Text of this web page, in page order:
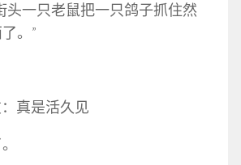
头一只老鼠把一只鸽子抓住然
。”